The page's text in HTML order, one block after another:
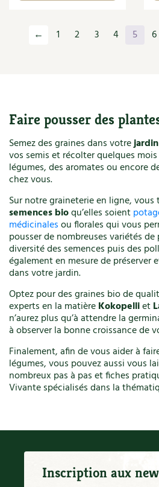
← 1 2 3 4 5 6
Faire pousser des
Semez des graines dans votre
vos semis et récolter quelques
légumes, des aromates ou encore
chez vous.
Sur notre graineterie en ligne,
semences bioqu’elles soient
médicinalesou florales qui vous
pousser de nombreuses variétés de
diversité des semences puis des
également en mesure de préserver
dans votre jardin.
Optez pour des graines bio de
experts en la matièreKokopelliet
n’aurez plus qu’à attendre la
à observer la bonne croissance de
Finalement, afin de vous aider à
légumes, vous pouvez aussi vous
nombreux pas à pas et fiches
Vivante spécialisés dans la
Inscription aux